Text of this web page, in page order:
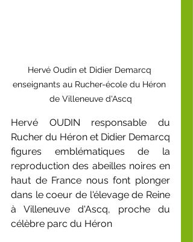
Hervé Oudin et Didier Demarcq
enseignants au Rucher-école du Héron
de Villeneuve d'Ascq
Hervé OUDIN responsable du
Rucher du Héron et Didier Demarcq
figures emblématiques de la
reproduction des abeilles noires en
haut de France nous font plonger
dans le coeur de l'élevage de Reine
à Villeneuve d'Ascq, proche du
célèbre parc du Héron